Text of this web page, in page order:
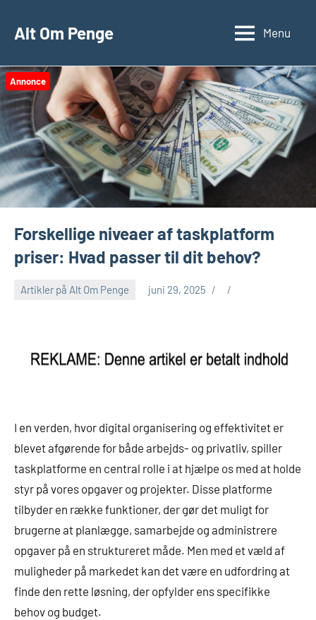
Alt Om Penge Menu
Annonce
Forskellige niveaer af taskplatform
priser: Hvad passer til dit behov?
Artikler på Alt Om Penge juni 29, 2025
I en verden, hvor digital organisering og effektivitet er
blevet afgørende for både arbejds- og privatliv, spiller
taskplatforme en central rolle i at hjælpe os med at holde
styr på vores opgaver og projekter. Disse platforme
tilbyder en række funktioner, der gør det muligt for
brugerne at planlægge, samarbejde og administrere
opgaver på en struktureret måde. Men med et væld af
muligheder på markedet kan det være en udfordring at
finde den rette løsning, der opfylder ens specifikke
behov og budget.